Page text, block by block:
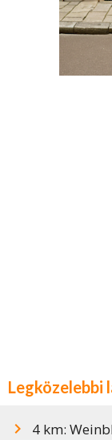
Legközelebbi
4 km: